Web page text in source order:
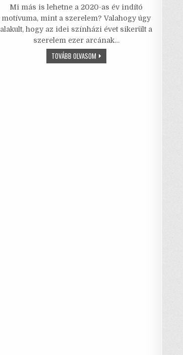
c
e
b
o
it
te
r
ai
l
ai
l
at
s
A
ar
e
Mi más is lehetne a 2020-as év indító
motívuma, mint a szerelem? Valahogy úgy
alakult, hogy az idei színházi évet sikerült a
szerelem ezer arcának…
TOVÁBB OLVASOMLEGÉNYLAKÁS
–